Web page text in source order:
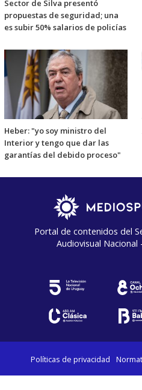
Sector de Silva presentó
propuestas de seguridad; una
es subir 50% salarios de policías
Heber: "yo soy ministro del
Interior y tengo que dar las
garantías del debido proceso"
Portal de contenidos del
Audiovisual Nacional
Políticas de privacidad